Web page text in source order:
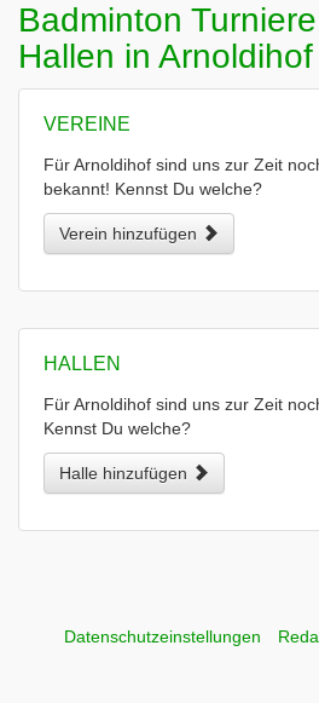
Badminton
Hallen in Arnoldihof
VEREINE
Für Arnoldihof sind uns zur Zeit
bekannt! Kennst Du welche?
Verein hinzufügen
HALLEN
Für Arnoldihof sind uns zur Zeit
Kennst Du welche?
Halle hinzufügen
Datenschutzeinstellungen